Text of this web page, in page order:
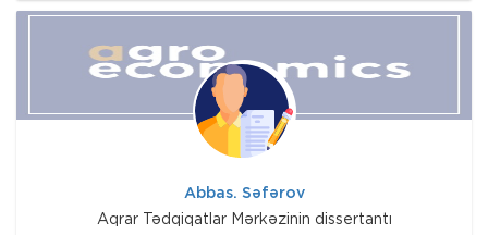
Abbas. Səfərov
Aqrar Tədqiqatlar Mərkəzinin dissertantı